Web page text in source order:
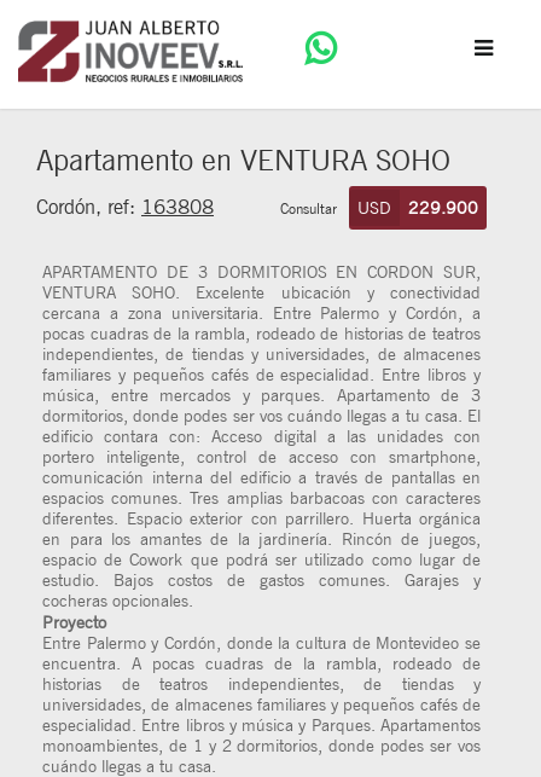
Apartamento en VENTURA SOHO
Cordón, ref: 163808 Consultar USD 229.900
APARTAMENTO DE 3 DORMITORIOS EN CORDON SUR,
VENTURA SOHO. Excelente ubicación y conectividad
cercana a zona universitaria. Entre Palermo y Cordón, a
pocas cuadras de la rambla, rodeado de historias de teatros
independientes, de tiendas y universidades, de almacenes
familiares y pequeños cafés de especialidad. Entre libros y
música, entre mercados y parques. Apartamento de 3
dormitorios, donde podes ser vos cuándo llegas a tu casa. El
edificio contara con: Acceso digital a las unidades con
portero inteligente, control de acceso con smartphone,
comunicación interna del edificio a través de pantallas en
espacios comunes. Tres amplias barbacoas con caracteres
diferentes. Espacio exterior con parrillero. Huerta orgánica
en para los amantes de la jardinería. Rincón de juegos,
espacio de Cowork que podrá ser utilizado como lugar de
estudio. Bajos costos de gastos comunes. Garajes y
cocheras opcionales.
Proyecto
Entre Palermo y Cordón, donde la cultura de Montevideo se
encuentra. A pocas cuadras de la rambla, rodeado de
historias de teatros independientes, de tiendas y
universidades, de almacenes familiares y pequeños cafés de
especialidad. Entre libros y música y Parques. Apartamentos
monoambientes, de 1 y 2 dormitorios, donde podes ser vos
cuándo llegas a tu casa.